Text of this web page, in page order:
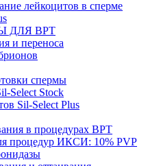
лейкоцитов в сперме
ДЛЯ ВРТ
и переноса
спермы
Select Stock
Sil-Select Plus
в процедурах ВРТ
процедур ИКСИ: 10% PVP